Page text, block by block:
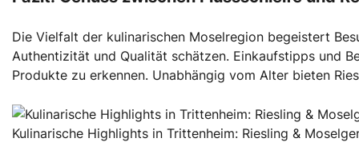
Die Vielfalt der kulinarischen Moselregion begeistert
Authentizität und Qualität schätzen. Einkaufstipps und
Produkte zu erkennen. Unabhängig vom Alter bieten
Kulinarische Highlights in Trittenheim: Riesling &